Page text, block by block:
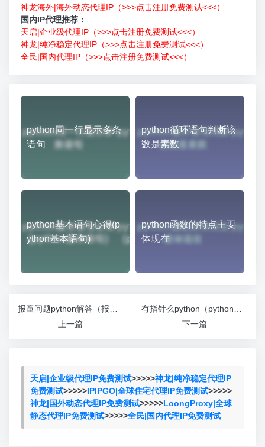
神龙海外|海外动态代理IP（>>>点击注册免费测试<<<）
国内IP代理推荐：
天启|企业级代理IP（>>>点击注册免费测试<<<）
神龙|纯净稳定代理IP（>>>点击注册免费测试<<<）
全民|国内代理IP（>>>点击注册免费测试<<<）
python同一行显示多条
语句
python循环语句判断该
数是素数
python基本语句心得(p
ython基本语句)
python函数的特点主要
体现在
上一篇
下一篇
天启|企业级代理IP免费测试>>>>>神龙|纯净稳定代理IP
免费测试>>>>>IPIPGO|全球住宅代理IP免费测试>>>>>
神龙|国外动态代理IP免费测试>>>>>LoongProxy|全球
静态代理IP免费测试>>>>>全民|国内代理IP免费测试